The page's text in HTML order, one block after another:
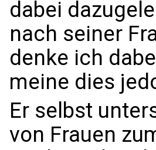
dabei
nach seiner
denke ich
meine dies
Er selbst
von Frauen